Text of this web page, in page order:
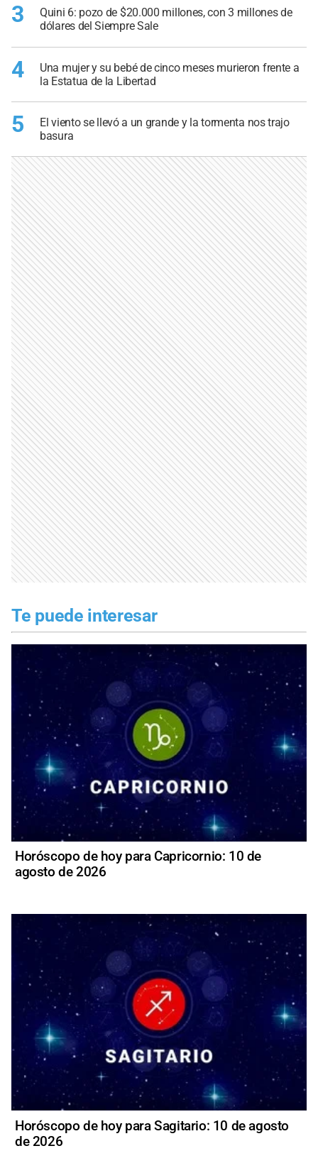
3
Quini 6: pozo de $20.000 millones, con 3 millones de
dólares del Siempre Sale
4
Una mujer y su bebé de cinco meses murieron frente a
la Estatua de la Libertad
5
El viento se llevó a un grande y la tormenta nos trajo
basura
Te puede interesar
Horóscopo de hoy para Capricornio: 10 de
agosto de 2026
Horóscopo de hoy para Sagitario: 10 de agosto
de 2026